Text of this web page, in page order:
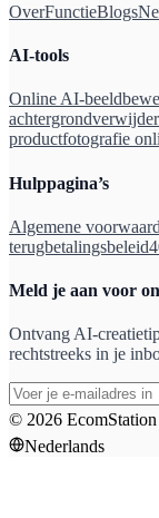
OverFunctieBlogs
AI-tools
Online AI-
productfotografie
Hulppagina’s
Algemene
terugbetalingsbeleid
Meld je aan voor
Ontvang AI-
rechtstreeks in je
© 2026 EcomStation
Nederlands